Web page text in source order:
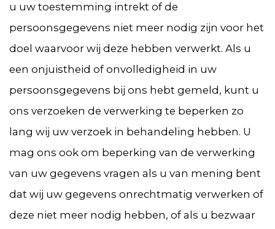
u uw toestemming intrekt of de
persoonsgegevens niet meer nodig zijn voor het
doel waarvoor wij deze hebben verwerkt. Als u
een onjuistheid of onvolledigheid in uw
persoonsgegevens bij ons hebt gemeld, kunt u
ons verzoeken de verwerking te beperken zo
lang wij uw verzoek in behandeling hebben. U
mag ons ook om beperking van de verwerking
van uw gegevens vragen als u van mening bent
dat wij uw gegevens onrechtmatig verwerken of
deze niet meer nodig hebben, of als u bezwaar